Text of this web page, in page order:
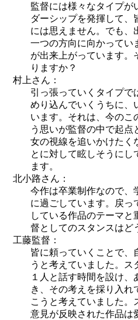
監督には様々なタイプが
ダーシップを発揮して
には思えません。でも、
一つの方向に向かってい
が出来上がっています。
りますか？
村上さん：
引っ張っていくタイプで
めり込んでいくうちに、
います。それは、今のこ
う思いが監督の中で起点
女の視線を追いかけたく
とに対して眩しそうにし
ます。
北小路さん：
今作は卒業制作なので、
に過ごしています。戻っ
している作品のテーマと
督としてのスタンスはど
工藤監督：
皆に頼っていくことで、
うと考えていました。ス
１人と話す時間を設け、
き、その考えを採り入れ
こうと考えていました。
意見が反映された作品は